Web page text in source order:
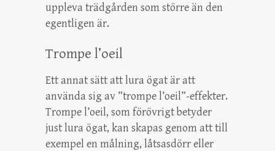
uppleva trädgården som större än den
egentligen är.
Trompe l’oeil
Ett annat sätt att lura ögat är att
använda sig av ”trompe l’oeil”-effekter.
Trompe l’oeil, som förövrigt betyder
just lura ögat, kan skapas genom att till
exempel en målning, låtsasdörr eller